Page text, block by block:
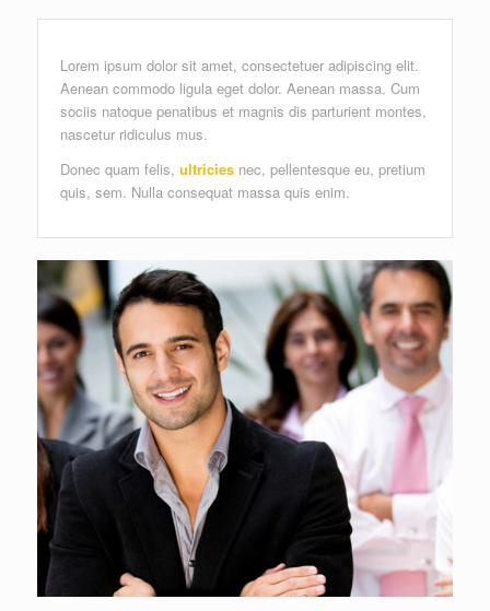
Lorem ipsum dolor sit amet, consectetuer adipiscing elit.
Aenean commodo ligula eget dolor. Aenean massa. Cum
sociis natoque penatibus et magnis dis parturient montes,
nascetur ridiculus mus.
Donec quam felis, ultriciesnec, pellentesque eu, pretium
quis, sem. Nulla consequat massa quis enim.